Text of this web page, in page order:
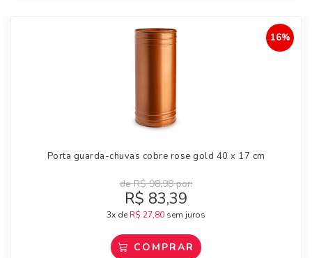
16%
Porta guarda-chuvas cobre rose gold 40 x 17 cm
deR$98,98por:
R$ 83,39
3x de R$ 27,80 sem juros
COMPRAR